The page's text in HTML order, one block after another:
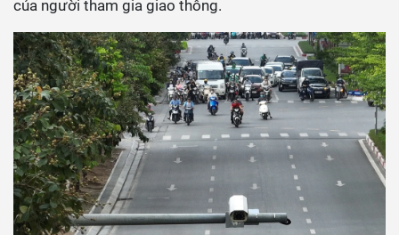
của người tham gia giao thông.